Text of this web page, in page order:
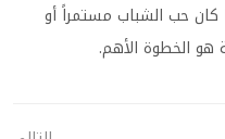
حب الشباب مستمراً أو
هو الخطوة الأهم.